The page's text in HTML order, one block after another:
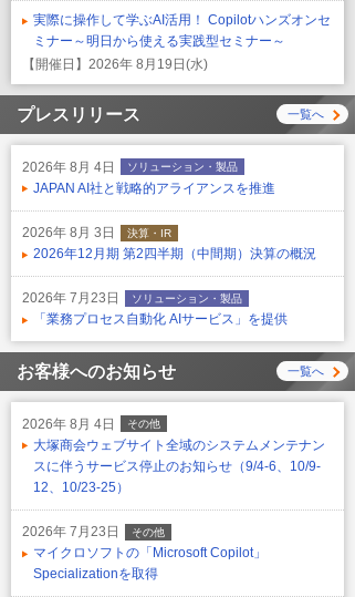
実際に操作して学ぶAI活用！ Copilotハンズオンセ
ミナー～明日から使える実践型セミナー～
【開催日】 2026年 8月19日(水)
プレスリリース 一覧へ
2026年 8月 4日 ソリューション・製品
JAPAN AI社と戦略的アライアンスを推進
2026年 8月 3日 決算・IR
2026年12月期 第2四半期（中間期）決算の概況
2026年 7月23日 ソリューション・製品
「業務プロセス自動化 AIサービス」を提供
お客様へのお知らせ 一覧へ
2026年 8月 4日 その他
大塚商会ウェブサイト全域のシステムメンテナン
スに伴うサービス停止のお知らせ（9/4-6、10/9-
12、10/23-25）
2026年 7月23日 その他
マイクロソフトの「Microsoft Copilot」
Specializationを取得